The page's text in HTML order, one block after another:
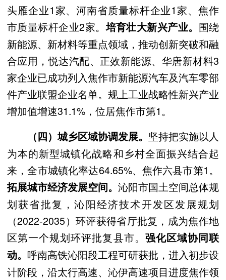
头雁企业1家、河南省质量标杆企业1家、焦作
市质量标杆企业2家。培育壮大新兴产业。 围绕
新能源、新材料等重点领域，推动创新突破和融
合应用，悦达汽配、正效新能源、华唐新材料3
家企业已成功列入焦作市新能源汽车及汽车零部
件产业联盟企业名单。规上工业战略性新兴产业
增加值增速31.1%，位居焦作市第1。
（四）城乡区域协调发展。 坚持把实施以人
为本的新型城镇化战略和乡村全面振兴结合起
来，全市城镇化率达64.65%、焦作六县市第1。
拓展城市经济发展空间。 沁阳市国土空间总体规
划获省批复，沁阳经济技术开发区发展规划
（2022-2035）环评获得省厅批复，成为焦作地
区第一个规划环评批复县市。 强化区域协同联
动。 呼南高铁沁阳段工程可研获批，进入初步设
计阶段，沿太行高速、沁伊高速项目进度焦作领